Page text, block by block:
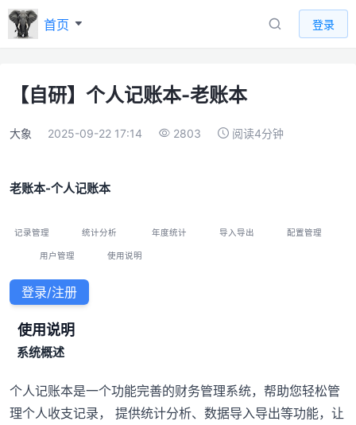
首页 登录
【自研】个人记账本-老账本
大象 2025-09-22 17:14 2803 阅读4分钟
老账本-个人记账本
记录管理 统计分析 年度统计 导入导出 配置管理
用户管理 使用说明
登录/注册
使用说明
系统概述
个人记账本是一个功能完善的财务管理系统，帮助您轻松管
理个人收支记录， 提供统计分析、数据导入导出等功能，让